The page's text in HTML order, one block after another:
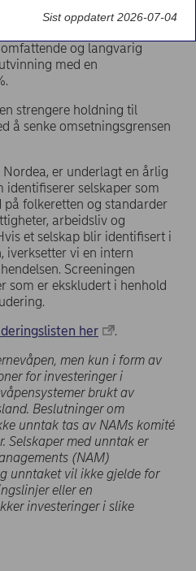
og langvarig
med en
strengere holdning til
å senke omsetningsgrensen
er underlagt en årlig
identifiserer selskaper som
folkeretten og standarder
arbeidsliv og
et selskap blir identifisert i
iverksetter vi en intern
Screeningen
som er ekskludert i henhold
her
.
men kun i form av
for investeringer i
brukt av
Beslutninger om
unntak tas av NAMs komité
Selskaper med unntak er
(NAM)
unntaket vil ikke gjelde for
eller en
investeringer i slike
Sist oppdatert 2026-07-04